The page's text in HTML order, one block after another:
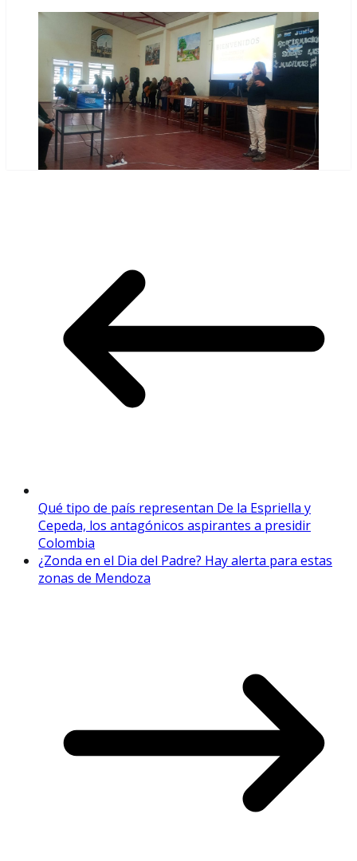
Qué tipo de país representan De la Espriella y
Cepeda, los antagónicos aspirantes a presidir
Colombia
¿Zonda en el Dia del Padre? Hay alerta para estas
zonas de Mendoza